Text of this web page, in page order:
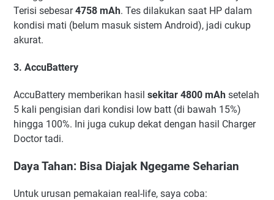
Terisi sebesar4758 mAh. Tes dilakukan saat HP dalam
kondisi mati (belum masuk sistem Android), jadi cukup
akurat.
3. AccuBattery
AccuBattery memberikan hasil sekitar 4800 mAh setelah
5 kali pengisian dari kondisi low batt (di bawah 15%)
hingga 100%. Ini juga cukup dekat dengan hasil Charger
Doctor tadi.
Daya Tahan: Bisa Diajak Ngegame Seharian
Untuk urusan pemakaian real-life, saya coba: